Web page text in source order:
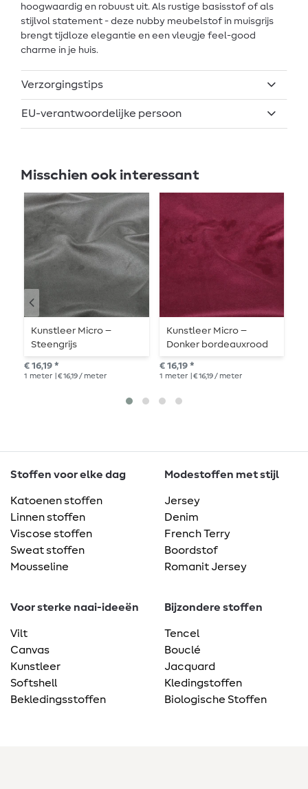
hoogwaardig en robuust uit. Als rustige basisstof of als
stijlvol statement - deze nubby meubelstof in muisgrijs
brengt tijdloze elegantie en een vleugje feel-good
charme in je huis.
Verzorgingstips
EU-verantwoordelijke persoon
Misschien ook interessant
Kunstleer Micro –
Steengrijs
€ 16,19 *
1 meter | € 16,19 / meter
Kunstleer Micro –
Donker bordeauxrood
€ 16,19 *
1 meter | € 16,19 / meter
Stoffen voor elke dag
Katoenen stoffen
Linnen stoffen
Viscose stoffen
Sweat stoffen
Mousseline
Modestoffen met stijl
Jersey
Denim
French Terry
Boordstof
Romanit Jersey
Voor sterke naai-ideeën
Vilt
Canvas
Kunstleer
Softshell
Bekledingsstoffen
Bijzondere stoffen
Tencel
Bouclé
Jacquard
Kledingstoffen
Biologische Stoffen